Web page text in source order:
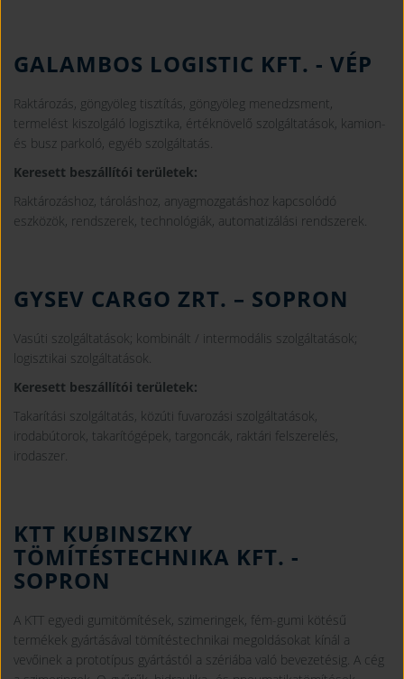
GALAMBOS LOGISTIC KFT. - VÉP
Raktározás, göngyöleg tisztítás, göngyöleg menedzsment,
termelést kiszolgáló logisztika, értéknövelő szolgáltatások, kamion-
és busz parkoló, egyéb szolgáltatás.
Keresett beszállítói területek:
Raktározáshoz, tároláshoz, anyagmozgatáshoz kapcsolódó
eszközök, rendszerek, technológiák, automatizálási rendszerek.
GYSEV CARGO ZRT. – SOPRON
Vasúti szolgáltatások; kombinált / intermodális szolgáltatások;
logisztikai szolgáltatások.
Keresett beszállítói területek:
Takarítási szolgáltatás, közúti fuvarozási szolgáltatások,
irodabútorok, takarítógépek, targoncák, raktári felszerelés,
irodaszer.
KTT KUBINSZKY
TÖMÍTÉSTECHNIKA KFT. -
SOPRON
A KTT egyedi gumitömítések, szimeringek, fém-gumi kötésű
termékek gyártásával tömítéstechnikai megoldásokat kínál a
vevőinek a prototípus gyártástól a szériába való bevezetésig. A cég